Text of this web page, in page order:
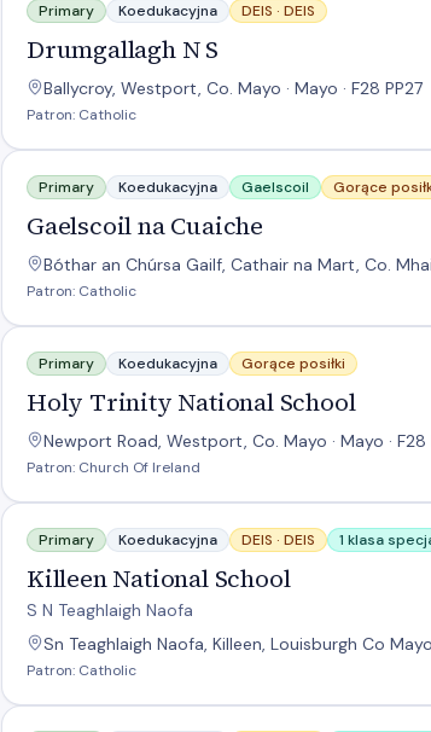
Primary Koedukacyjna DEIS · DEIS
Drumgallagh N S
Ballycroy, Westport, Co. Mayo · Mayo · F28 PP27
Patron: Catholic
Gaelscoil na Cuaiche
Primary Koedukacyjna Gaelscoil Gorące
Gaelscoil na Cuaiche
Bóthar an Chúrsa Gailf, Cathair na Mart, Co.
Patron: Catholic
Holy Trinity National School
Primary Koedukacyjna Gorące posiłki
Holy Trinity National School
Newport Road, Westport, Co. Mayo · Mayo · F28
Patron: Church Of Ireland
Killeen National School
Primary Koedukacyjna DEIS · DEIS 1 klasa
Killeen National School
S N Teaghlaigh Naofa
Sn Teaghlaigh Naofa, Killeen, Louisburgh Co
Patron: Catholic
Knockrooskey NS Home